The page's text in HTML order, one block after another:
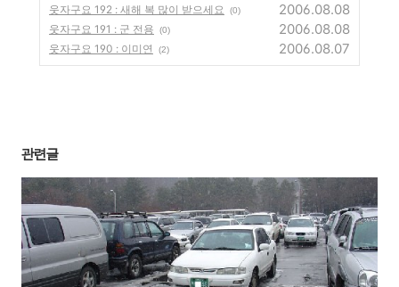
웃자구요 192 : 새해 복 많이 받으세요 (0) 2006.08.08
웃자구요 191 : 군 전용 (0) 2006.08.08
웃자구요 190 : 이미연 (2) 2006.08.07
관련글